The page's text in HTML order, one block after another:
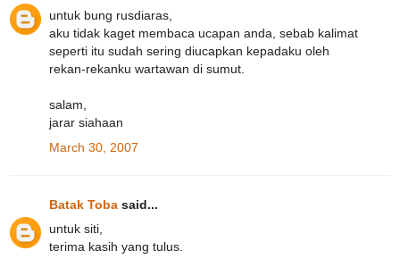
untuk bung rusdiaras,
aku tidak kaget membaca ucapan anda, sebab kalimat
seperti itu sudah sering diucapkan kepadaku oleh
rekan-rekanku wartawan di sumut.
salam,
jarar siahaan
March 30, 2007
Batak Toba said...
untuk siti,
terima kasih yang tulus.